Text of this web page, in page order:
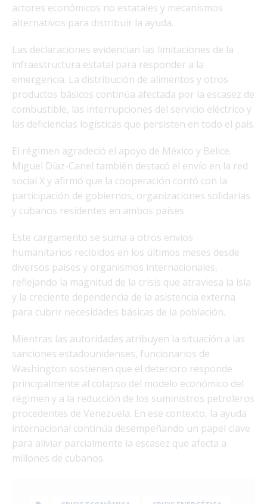
actores económicos no estatales y mecanismos
alternativos para distribuir la ayuda.
Las declaraciones evidencian las limitaciones de la
infraestructura estatal para responder a la
emergencia. La distribución de alimentos y otros
productos básicos continúa afectada por la escasez de
combustible, las interrupciones del servicio eléctrico y
las deficiencias logísticas que persisten en todo el país.
El régimen agradeció el apoyo de México y Belice.
Miguel Díaz-Canel también destacó el envío en la red
social X y afirmó que la cooperación contó con la
participación de gobiernos, organizaciones solidarias
y cubanos residentes en ambos países.
Este cargamento se suma a otros envíos
humanitarios recibidos en los últimos meses desde
diversos países y organismos internacionales,
reflejando la magnitud de la crisis que atraviesa la isla
y la creciente dependencia de la asistencia externa
para cubrir necesidades básicas de la población.
Mientras las autoridades atribuyen la situación a las
sanciones estadounidenses, funcionarios de
Washington sostienen que el deterioro responde
principalmente al colapso del modelo económico del
régimen y a la reducción de los suministros petroleros
procedentes de Venezuela. En ese contexto, la ayuda
internacional continúa desempeñando un papel clave
para aliviar parcialmente la escasez que afecta a
millones de cubanos.